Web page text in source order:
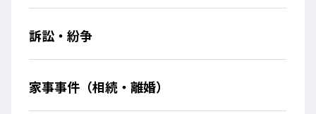
訴訟・紛争
家事事件（相続・離婚）